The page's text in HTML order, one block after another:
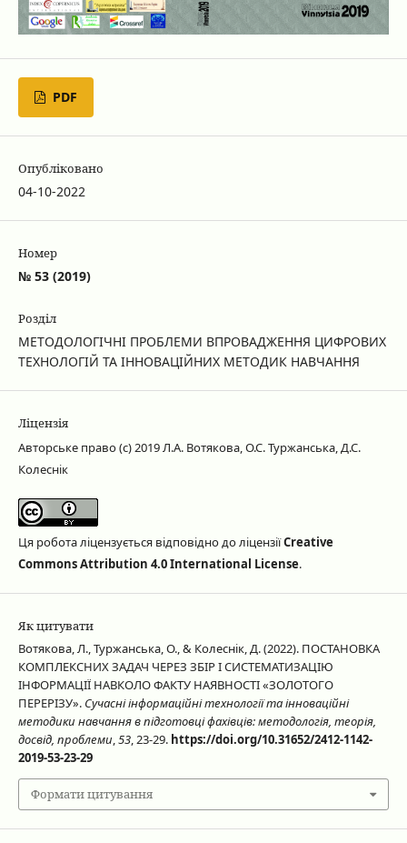
PDF
Опубліковано
04-10-2022
Номер
№ 53 (2019)
Розділ
МЕТОДОЛОГІЧНІ ПРОБЛЕМИ ВПРОВАДЖЕННЯ ЦИФРОВИХ
ТЕХНОЛОГІЙ ТА ІННОВАЦІЙНИХ МЕТОДИК НАВЧАННЯ
Ліцензія
Авторське право (c) 2019 Л.А. Вотякова, О.С. Туржанська, Д.С.
Колеснік
Ця робота ліцензується відповідно до ліцензіїCreative
Commons Attribution 4.0 International License.
Як цитувати
Вотякова, Л., Туржанська, О., & Колеснік, Д. (2022). ПОСТАНОВКА
КОМПЛЕКСНИХ ЗАДАЧ ЧЕРЕЗ ЗБІР І СИСТЕМАТИЗАЦІЮ
ІНФОРМАЦІЇ НАВКОЛО ФАКТУ НАЯВНОСТІ «ЗОЛОТОГО
ПЕРЕРІЗУ». Сучасні інформаційні технології та інноваційні
методики навчання в підготовці фахівців: методологія, теорія,
досвід, проблеми,53, 23-29. https://doi.org/10.31652/2412-1142-
2019-53-23-29
Формати цитування